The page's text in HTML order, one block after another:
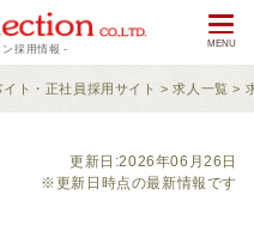
採用情報 -
ト・正社員採用サイト > 求人一覧 >
更新日:2026年06月26日
※更新日時点の最新情報です